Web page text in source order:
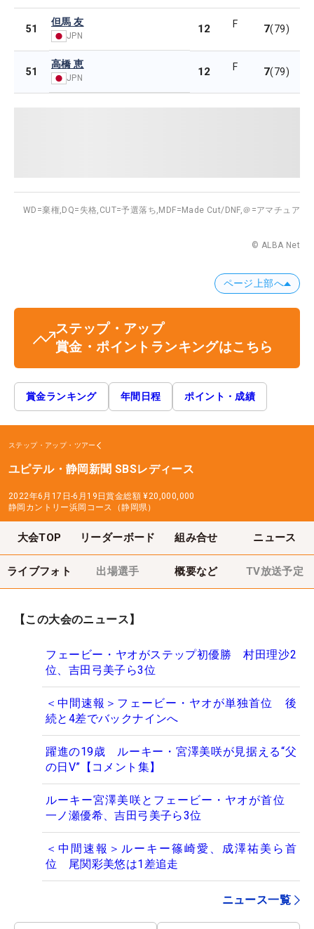
51
但馬 友
JPN
12 F 7(79)
51
高橋 恵
JPN 12 F 7(79)
WD=棄権, DQ=失格, CUT=予選落ち, MDF=Made Cut/DNF,＠=アマチュア
© ALBA Net
ページ上部へ
ステップ・アップ
賞金・ポイントランキングはこちら
賞金ランキング 年間日程 ポイント・成績
ステップ・アップ・ツアー
ユピテル・静岡新聞 SBSレディース
2022年6月17日-6月19日賞金総額 ¥20,000,000
静岡カントリー浜岡コース（静岡県）
大会TOP リーダーボード 組み合せ ニュース
ライブフォト 出場選手 概要など TV放送予定
【この大会のニュース】
フェービー・ヤオがステップ初優勝 村田理沙2
位、吉田弓美子ら3位
＜中間速報＞フェービー・ヤオが単独首位 後
続と4差でバックナインへ
躍進の19歳 ルーキー・宮澤美咲が見据える“父
の日V”【コメント集】
ルーキー宮澤美咲とフェービー・ヤオが首位
一ノ瀬優希、吉田弓美子ら3位
＜中間速報＞ルーキー篠崎愛、成澤祐美ら首
位 尾関彩美悠は1差追走
ニュース一覧